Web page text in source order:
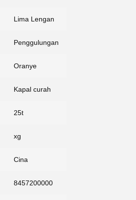
Lima Lengan
Penggulungan
Oranye
Kapal curah
25t
xg
Cina
8457200000